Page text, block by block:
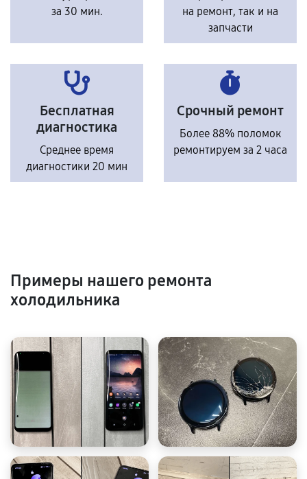
за 30 мин.
на ремонт, так и на
запчасти
Бесплатная
диагностика
Среднее время
диагностики 20 мин
Срочный ремонт
Более 88% поломок
ремонтируем за 2 часа
Примеры нашего ремонта
холодильника